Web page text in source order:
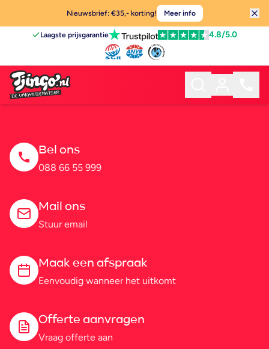
Nieuwsbrief: €35,- korting! Meer info
Laagste prijsgarantie 4.8/5.0
Bel ons
088 66 55 999
Mail ons
Stuur email
Maak een afspraak
Eenvoudig wanneer het uitkomt
Offerte aanvragen
Vraag offerte aan